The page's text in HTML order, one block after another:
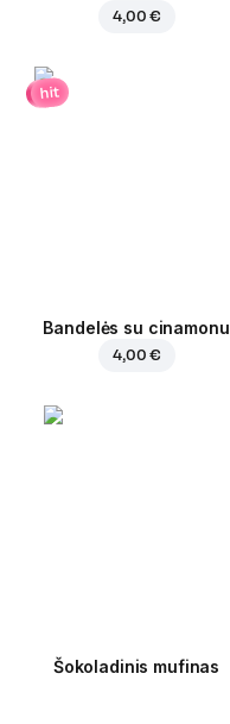
4,00 €
hit
Bandelės su cinamonu
4,00 €
Šokoladinis mufinas